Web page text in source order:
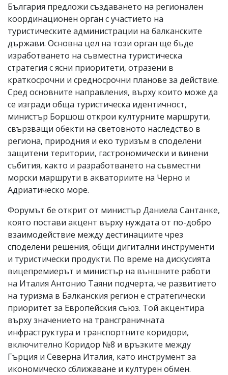
България предложи създаването на регионален
координационен орган с участието на
туристическите администрации на балканските
държави. Основна цел на този орган ще бъде
изработването на съвместна туристическа
стратегия с ясни приоритети, отразени в
краткосрочни и средносрочни планове за действие.
Сред основните направления, върху които може да
се изгради обща туристическа идентичност,
министър Боршош открои културните маршрути,
свързващи обекти на световното наследство в
региона, природния и еко туризъм в споделени
защитени територии, гастрономически и винени
събития, както и разработването на съвместни
морски маршрути в акваториите на Черно и
Адриатическо море.
Форумът бе открит от министър Даниела Сантанке,
която постави акцент върху нуждата от по-добро
взаимодействие между дестинациите чрез
споделени решения, общи дигитални инструменти
и туристически продукти. По време на дискусията
вицепремиерът и министър на външните работи
на Италия Антонио Таяни подчерта, че развитието
на туризма в Балканския регион е стратегически
приоритет за Европейския съюз. Той акцентира
върху значението на трансграничната
инфраструктура и транспортните коридори,
включително Коридор №8 и връзките между
Гърция и Северна Италия, като инструмент за
икономическо сближаване и културен обмен.